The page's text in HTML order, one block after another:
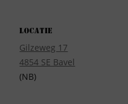
Locatie
Gilzeweg 17
4854 SE Bavel
(NB)